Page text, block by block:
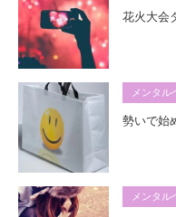
花火大会
メンタル
勢いで始
メンタル